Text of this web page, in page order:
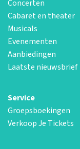
Concerten
Cabaret en theater
Musicals
Evenementen
Aanbiedingen
Laatste nieuwsbrief
Service
Groepsboekingen
Verkoop Je Tickets